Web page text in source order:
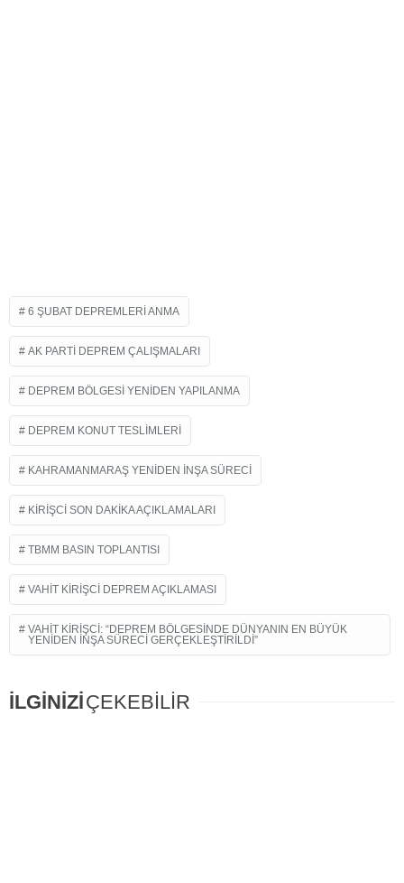
6 ŞUBAT DEPREMLERI ANMA
AK PARTI DEPREM ÇALIŞMALARI
DEPREM BÖLGESI YENIDEN YAPILANMA
DEPREM KONUT TESLIMLERI
KAHRAMANMARAŞ YENIDEN INŞA SÜRECI
KIRIŞCI SON DAKIKA AÇIKLAMALARI
TBMM BASIN TOPLANTISI
VAHIT KIRIŞCI DEPREM AÇIKLAMASI
VAHIT KIRIŞCI: “DEPREM BÖLGESINDE DÜNYANIN EN BÜYÜK
YENIDEN İNŞA SÜRECI GERÇEKLEŞTIRILDI”
İLGİNİZİÇEKEBİLİR